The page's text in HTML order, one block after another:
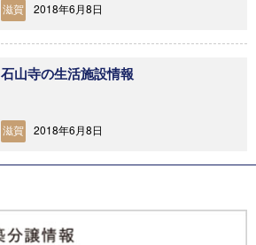
滋賀 2018年6月8日
石山寺の生活施設情報
滋賀 2018年6月8日